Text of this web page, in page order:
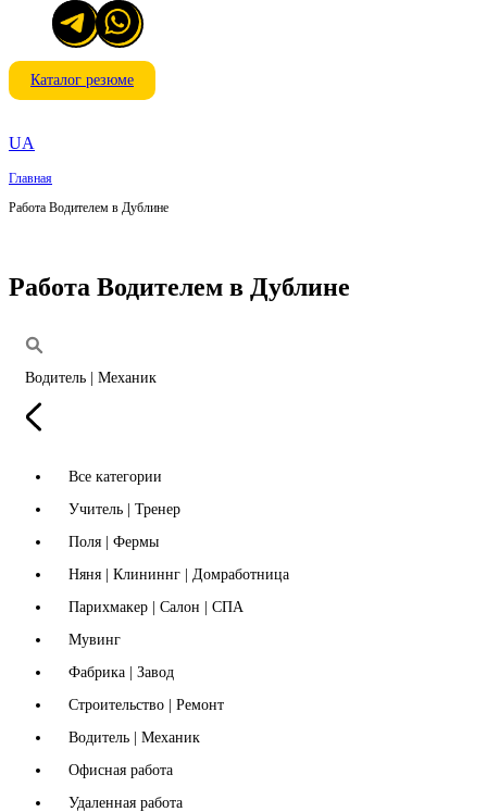
Каталог резюме
UA
Главная
Работа Водителем в Дублине
Работа Водителем в Дублине
Водитель | Механик
Все категории
Учитель | Тренер
Поля | Фермы
Няня | Клининнг | Домработница
Парихмакер | Салон | СПА
Мувинг
Фабрика | Завод
Строительство | Ремонт
Водитель | Механик
Офисная работа
Удаленная работа